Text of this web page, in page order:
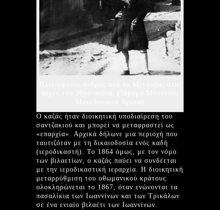
Ο καζάς ήταν διοικητική υποδιαίρεση του
σαντζακιού και μπορεί να μεταφραστεί ως
«επαρχία». Αρχικά δήλωνε μια περιοχή που
ταυτιζόταν με τη δικαιοδοσία ενός καδή
(ιεροδικαστή). Το 1864 όμως, με τον νόμο
των βιλαετίων, ο καζάς παύει να συνδέεται
με την ιεροδικαστική ιεραρχία. Η διοικητική
μεταρρύθμιση του οθωμανικού κράτους
ολοκληρώνεται το 1867, όταν ενώνονται τα
πασαλίκια των Ιωαννίνων και των Τρικάλων
σε ένα ενιαίο βιλαέτι των Ιωαννίνων.